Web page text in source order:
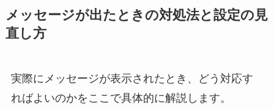
メッセージが出たときの対処法と設定の見
直し方
実際にメッセージが表示されたとき、どう対応す
ればよいのかをここで具体的に解説します。